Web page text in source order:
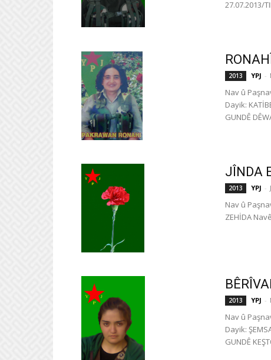
27.07.2013/
2013 YPJ -
Nav û
Dayik:
JÎNDA
2013 YPJ -
Nav û
ZEHİDA
2013 YPJ -
Nav û
Dayik:
GUNDÊ